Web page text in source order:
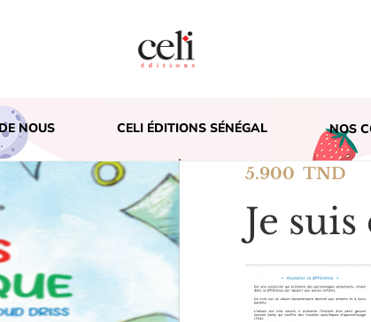
NOUS CELI ÉDITIONS SÉNÉGAL NOS
5.900 TND
Je